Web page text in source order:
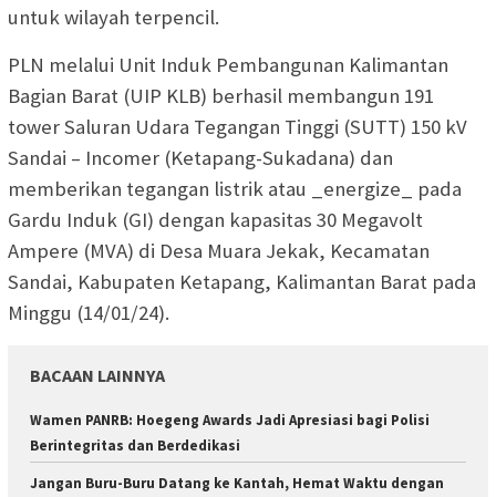
untuk wilayah terpencil.
PLN melalui Unit Induk Pembangunan Kalimantan
Bagian Barat (UIP KLB) berhasil membangun 191
tower Saluran Udara Tegangan Tinggi (SUTT) 150 kV
Sandai – Incomer (Ketapang-Sukadana) dan
memberikan tegangan listrik atau _energize_ pada
Gardu Induk (GI) dengan kapasitas 30 Megavolt
Ampere (MVA) di Desa Muara Jekak, Kecamatan
Sandai, Kabupaten Ketapang, Kalimantan Barat pada
Minggu (14/01/24).
BACAAN LAINNYA
Wamen PANRB: Hoegeng Awards Jadi Apresiasi bagi Polisi
Berintegritas dan Berdedikasi
Jangan Buru-Buru Datang ke Kantah, Hemat Waktu dengan